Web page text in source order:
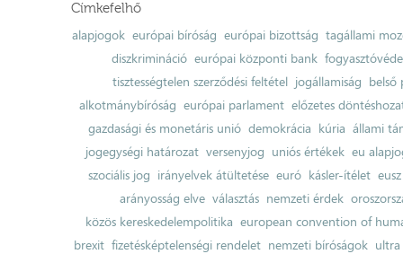
Címkefelhő
alapjogok európai bíróság európai bizottság tagállami
diszkrimináció európai központi bank
tisztességtelen szerződési feltétel jogállamiság belső
alkotmánybíróság európai parlament előzetes
gazdasági és monetáris unió demokrácia kúria állami
jogegységi határozat versenyjog uniós értékek eu
szociális jog irányelvek átültetése euró kásler-ítélet
arányosság elve választás nemzeti érdek
közös kereskedelempolitika european convention of
brexit fizetésképtelenségi rendelet nemzeti bíróságok ultra